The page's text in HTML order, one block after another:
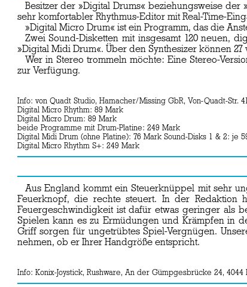
Besitzer der »Digital Drums« beziehungsweise
sehr komfortabler Rhythmus-Editor mit Real-Time-
»Digital Micro Drum« ist ein Programm, das die
Zwei Sound-Disketten mit insgesamt 120 neuen,
»Digital Midi Drum«. Über den Synthesizer können
Wer in Stereo trommeln möchte: Eine Stereo-
zur Verfügung.
Info: von Quadt Studio, Hamacher/Missing GbR, Von-Quadt-Str.
Digital Micro Rhythm: 89 Mark
Digital Micro Drum: 89 Mark
beide Programme mit Drum-Platine: 249 Mark
Digital Midi Drum (ohne Platine): 76 Mark Sound-Disks 1 & 2: je
Digital Micro Rhythm S+: 249 Mark
Aus England kommt ein Steuerknüppel mit sehr
Feuerknopf, die rechte steuert. In der
Feuergeschwindigkeit ist dafür etwas geringer als
Spielen kann es zu Ermüdungen und Krämpfen in
Griff sorgen für ungetrübtes Spiel-Vergnügen.
nehmen, ob er Ihrer Handgröße entspricht.
Info: Konix-Joystick, Rushware, An der Gümpgesbrücke 24,